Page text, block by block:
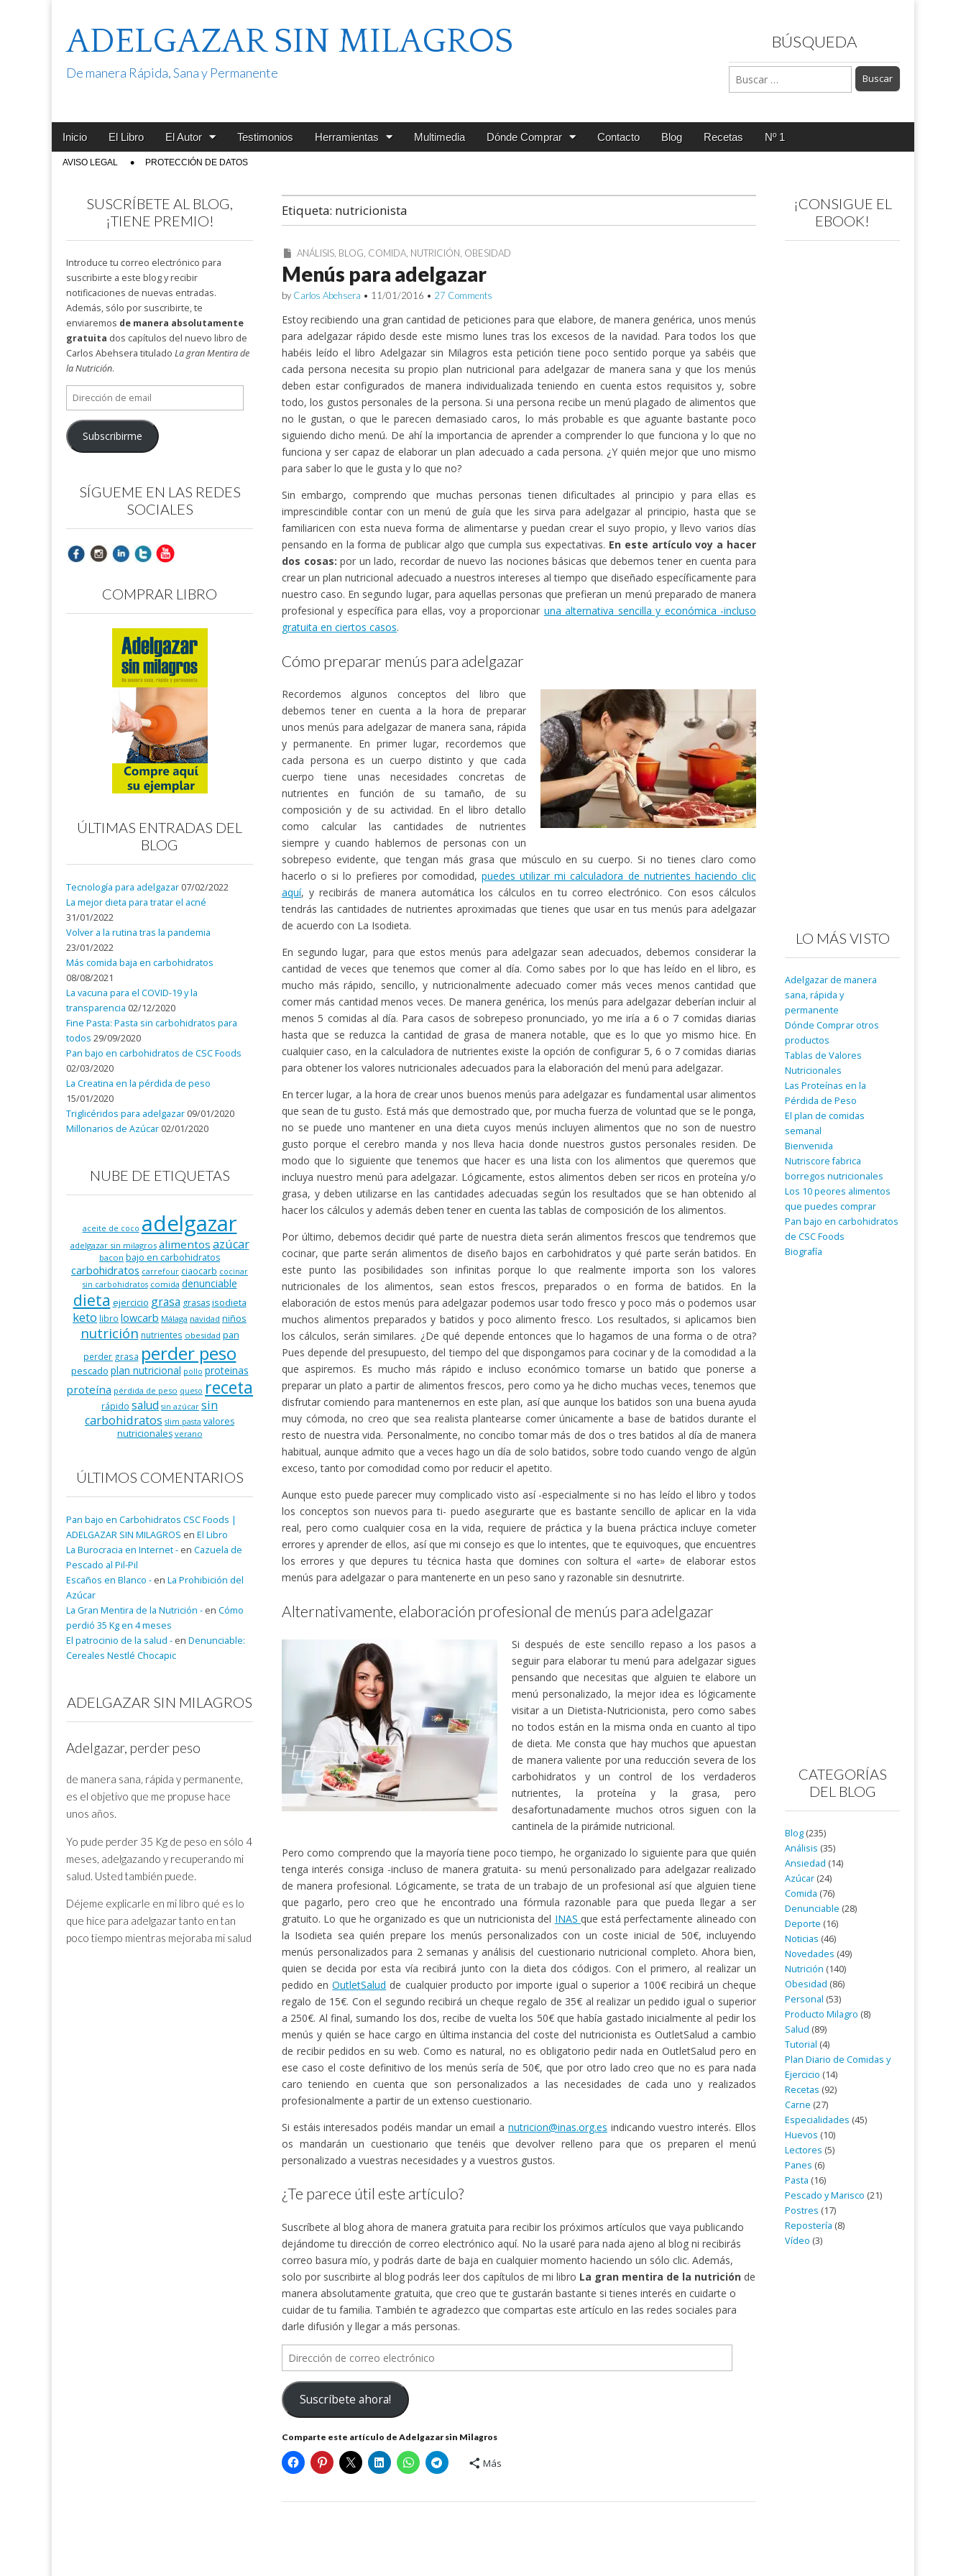
ADELGAZAR SIN MILAGROS
De manera Rápida, Sana y Permanente
BÚSQUEDA
Buscar:
Main
Skip
content
Inicio El Libro El Autor Testimonios Herramientas Multimedia Dónde Comprar Contacto Blog Recetas Nº 1
SubAVISO LEGAL PROTECCIÓN DE DATOS
Etiqueta: nutricionista
ANÁLISIS, BLOG, COMIDA, NUTRICIÓN, OBESIDAD
Menús para adelgazar
by Carlos Abehsera • 11/01/2016 • 27 Comments
Estoy recibiendo una gran cantidad de peticiones para que elabore, de manera genérica, unos menús
para adelgazar rápido desde este mismo lunes tras los excesos de la navidad. Para todos los que
habéis leído el libro Adelgazar sin Milagros esta petición tiene poco sentido porque ya sabéis que
cada persona necesita su propio plan nutricional para adelgazar de manera sana y que los menús
deben estar configurados de manera individualizada teniendo en cuenta estos requisitos y, sobre
todo, los gustos personales de la persona. Si una persona recibe un menú plagado de alimentos que
no le gustan, o que le parecen demasiado caros, lo más probable es que aguante bastante poco
siguiendo dicho menú. De ahí la importancia de aprender a comprender lo que funciona y lo que no
funciona y ser capaz de elaborar un plan adecuado a cada persona. ¿Y quién mejor que uno mismo
para saber lo que le gusta y lo que no?
Sin embargo, comprendo que muchas personas tienen dificultades al principio y para ellas es
imprescindible contar con un menú de guía que les sirva para adelgazar al principio, hasta que se
familiaricen con esta nueva forma de alimentarse y puedan crear el suyo propio, y llevo varios días
pensando en la forma de publicar algo que cumpla sus expectativas. En este artículo voy a hacer
dos cosas: por un lado, recordar de nuevo las nociones básicas que debemos tener en cuenta para
crear un plan nutricional adecuado a nuestros intereses al tiempo que diseñado específicamente para
nuestro caso. En segundo lugar, para aquellas personas que prefieran un menú preparado de manera
profesional y específica para ellas, voy a proporcionar una alternativa sencilla y económica -incluso
gratuita en ciertos casos.
Cómo preparar menús para adelgazar
Recordemos algunos conceptos del libro que
debemos tener en cuenta a la hora de preparar
unos menús para adelgazar de manera sana, rápida
y permanente. En primer lugar, recordemos que
cada persona es un cuerpo distinto y que cada
cuerpo tiene unas necesidades concretas de
nutrientes en función de su tamaño, de su
composición y de su actividad. En el libro detallo
como calcular las cantidades de nutrientes
siempre y cuando hablemos de personas con un
sobrepeso evidente, que tengan más grasa que músculo en su cuerpo. Si no tienes claro como
hacerlo o si lo prefieres por comodidad, puedes utilizar mi calculadora de nutrientes haciendo clic
aquí, y recibirás de manera automática los cálculos en tu correo electrónico. Con esos cálculos
tendrás las cantidades de nutrientes aproximadas que tienes que usar en tus menús para adelgazar
de acuerdo con La Isodieta.
En segundo lugar, para que estos menús para adelgazar sean adecuados, debemos considerar la
cantidad de veces que tenemos que comer al día. Como sabes por lo que has leído en el libro, es
mucho más rápido, sencillo, y nutricionalmente adecuado comer más veces menos cantidad que
comer más cantidad menos veces. De manera genérica, los menús para adelgazar deberían incluir al
menos 5 comidas al día. Para casos de sobrepeso pronunciado, yo me iría a 6 o 7 comidas diarias
hasta que se reduzca la cantidad de grasa de manera notable, que es lo que yo mismo hice. En
cualquier caso, en la calculadora de nutrientes existe la opción de configurar 5, 6 o 7 comidas diarias
para obtener los valores nutricionales adecuados para la elaboración del menú para adelgazar.
En tercer lugar, a la hora de crear unos buenos menús para adelgazar es fundamental usar alimentos
que sean de tu gusto. Está más que demostrado que, por mucha fuerza de voluntad que se le ponga,
no se puede uno mantener en una dieta cuyos menús incluyen alimentos que no son de nuestro
gusto porque el cerebro manda y nos lleva hacia donde nuestros gustos personales residen. De
modo que lo siguiente que tenemos que hacer es una lista con los alimentos que queremos que
incluya nuestro menú para adelgazar. Lógicamente, estos alimentos deben ser ricos en proteína y/o
grasa, y deben utilizarse en las cantidades adecuadas según los resultados que se han obtenido al
hacer los cálculos y además deben tener en cuenta las tablas de composición de los alimentos.
Por último, debemos decidir qué parte de nuestra dieta serán alimentos frescos que tendremos que
cocinar, que parte serán alimentos de diseño bajos en carbohidratos y qué parte serán batidos. En
este punto las posibilidades son infinitas porque lo que realmente importa son los valores
nutricionales de los alimentos, sean estos frescos, preparados o en forma de batidos. En la
elaboración de estos menús para adelgazar podemos usar todo fresco y poco más o podemos usar
muchos alimentos preparados y batidos y poco alimento fresco. Los resultados, si aplicamos bien
los cálculos, serán similares. ¿De qué depende entonces que lo hagamos de una forma o de otra?
Pues depende del presupuesto, del tiempo del que dispongamos para cocinar y de la comodidad a la
que aspiremos. Es mucho más rápido e incluso económico tomarse un batido que ponerse a
preparar un plato a partir de alimentos frescos, pero como ya he dicho muchas veces, tenemos que
disfrutar comiendo para mantenernos en este plan, así que aunque los batidos son una buena ayuda
muy cómoda, no creo que sea realista plantearse comer únicamente a base de batidos durante el
resto de nuestra vida. Personalmente, no concibo tomar más de dos o tres batidos al día de manera
habitual, aunque admito que a veces hago un día de solo batidos, sobre todo cuando vengo de algún
exceso, tanto por comodidad como por reducir el apetito.
Aunque esto puede parecer muy complicado visto así -especialmente si no has leído el libro y todos
los conceptos son nuevos para ti- puedo asegurarte que es bastante sencillo de aplicar en la vida
real, pero como cualquier cosa en la vida, requiere de práctica y la buena práctica incluye cometer
errores y aprender de ellos, así que mi consejo es que lo intentes, que te equivoques, que encuentres
los errores y que depures tu técnica hasta que domines con soltura el «arte» de elaborar estos
menús para adelgazar o para mantenerte en un peso sano y razonable sin desnutrirte.
Alternativamente, elaboración profesional de menús para adelgazar
Si después de este sencillo repaso a los pasos a
seguir para elaborar tu menú para adelgazar sigues
pensando que necesitas que alguien te elabore un
menú personalizado, la mejor idea es lógicamente
visitar a un Dietista-Nutricionista, pero como sabes
no todos están en la misma onda en cuanto al tipo
de dieta. Me consta que hay muchos que apuestan
de manera valiente por una reducción severa de los
carbohidratos y un control de los verdaderos
nutrientes, la proteína y la grasa, pero
desafortunadamente muchos otros siguen con la
cantinela de la pirámide nutricional.
Pero como comprendo que la mayoría tiene poco tiempo, he organizado lo siguiente para que quién
tenga interés consiga -incluso de manera gratuita- su menú personalizado para adelgazar realizado
de manera profesional. Lógicamente, se trata de un trabajo de un profesional así que alguien tiene
que pagarlo, pero creo que he encontrado una fórmula razonable para que pueda llegar a ser
gratuito. Lo que he organizado es que un nutricionista del INAS que está perfectamente alineado con
la Isodieta sea quién prepare los menús personalizados con un coste inicial de 50€, incluyendo
menús personalizados para 2 semanas y análisis del cuestionario nutricional completo. Ahora bien,
quien se decida por esta vía recibirá junto con la dieta dos códigos. Con el primero, al realizar un
pedido enOutletSalud de cualquier producto por importe igual o superior a 100€ recibirá un cheque
regalo de 15€. Con el segundo recibirá un cheque regalo de 35€ al realizar un pedido igual o superior
a 250€. Al final, sumando los dos, recibe de vuelta los 50€ que había gastado inicialmente al pedir los
menús y quién se hace cargo en última instancia del coste del nutricionista es OutletSalud a cambio
de recibir pedidos en su web. Como es natural, no es obligatorio pedir nada en OutletSalud pero en
ese caso el coste definitivo de los menús sería de 50€, que por otro lado creo que no es para nada
caro teniendo en cuenta que son personalizados a las necesidades de cada uno y realizados
profesionalmente a partir de un extenso cuestionario.
Si estáis interesados podéis mandar un email a nutricion@inas.org.es indicando vuestro interés. Ellos
os mandarán un cuestionario que tenéis que devolver relleno para que os preparen el menú
personalizado a vuestras necesidades y a vuestros gustos.
¿Te parece útil este artículo?
Suscríbete al blog ahora de manera gratuita para recibir los próximos artículos que vaya publicando
dejándome tu dirección de correo electrónico aquí. No la usaré para nada ajeno al blog ni recibirás
correo basura mío, y podrás darte de baja en cualquier momento haciendo un sólo clic. Además,
solo por suscribirte al blog podrás leer dos capítulos de mi libro La gran mentira de la nutrición de
manera absolutamente gratuita, que creo que te gustarán bastante si tienes interés en cuidarte o
cuidar de tu familia. También te agradezco que compartas este artículo en las redes sociales para
darle difusión y llegar a más personas.
Dirección
de
correo
electrónico
Suscríbete ahora!
Comparte este artículo de Adelgazar sin Milagros
Más
SUSCRÍBETE AL BLOG,
¡TIENE PREMIO!
Introduce tu correo electrónico para
suscribirte a este blog y recibir
notificaciones de nuevas entradas.
Además, sólo por suscribirte, te
enviaremos de manera absolutamente
gratuita dos capítulos del nuevo libro de
Carlos Abehsera titulado La gran Mentira de
la Nutrición.
Dirección
de
email
Subscribirme
SÍGUEME EN LAS REDES
SOCIALES
COMPRAR LIBRO
ÚLTIMAS ENTRADAS DEL
BLOG
Tecnología para adelgazar 07/02/2022
La mejor dieta para tratar el acné
31/01/2022
Volver a la rutina tras la pandemia
23/01/2022
Más comida baja en carbohidratos
08/08/2021
La vacuna para el COVID-19 y la
transparencia 02/12/2020
Fine Pasta: Pasta sin carbohidratos para
todos 29/09/2020
Pan bajo en carbohidratos de CSC Foods
02/03/2020
La Creatina en la pérdida de peso
15/01/2020
Triglicéridos para adelgazar 09/01/2020
Millonarios de Azúcar 02/01/2020
NUBE DE ETIQUETAS
aceite de coco adelgazar
adelgazar sin milagros alimentos azúcar
bacon bajo en carbohidratos
carbohidratos carrefour ciaocarb cocinar
sin carbohidratos comida denunciable
dieta ejercicio grasa grasas isodieta
keto libro lowcarb Málaga navidad niños
nutrición nutrientes obesidad pan
perder grasa perder peso
pescado plan nutricional pollo proteinas
proteína pérdida de peso queso receta
rápido salud sin azúcar sin
carbohidratos slim pasta valores
nutricionales verano
ÚLTIMOS COMENTARIOS
Pan bajo en Carbohidratos CSC Foods |
ADELGAZAR SIN MILAGROS en El Libro
La Burocracia en Internet - en Cazuela de
Pescado al Pil-Pil
Escaños en Blanco - en La Prohibición del
Azúcar
La Gran Mentira de la Nutrición - en Cómo
perdió 35 Kg en 4 meses
El patrocinio de la salud - en Denunciable:
Cereales Nestlé Chocapic
ADELGAZAR SIN MILAGROS
Adelgazar, perder peso
de manera sana, rápida y permanente,
es el objetivo que me propuse hace
unos años.
Yo pude perder 35 Kg de peso en sólo 4
meses, adelgazando y recuperando mi
salud. Usted también puede.
Déjeme explicarle en mi libro qué es lo
que hice para adelgazar tanto en tan
poco tiempo mientras mejoraba mi salud
¡CONSIGUE EL
EBOOK!
LO MÁS VISTO
Adelgazar de manera
sana, rápida y
permanente
Dónde Comprar otros
productos
Tablas de Valores
Nutricionales
Las Proteínas en la
Pérdida de Peso
El plan de comidas
semanal
Bienvenida
Nutriscore fabrica
borregos nutricionales
Los 10 peores alimentos
que puedes comprar
Pan bajo en carbohidratos
de CSC Foods
Biografía
CATEGORÍAS
DEL BLOG
Blog (235)
Análisis (35)
Ansiedad (14)
Azúcar (24)
Comida (76)
Denunciable (28)
Deporte (16)
Noticias (46)
Novedades (49)
Nutrición (140)
Obesidad (86)
Personal (53)
Producto Milagro (8)
Salud (89)
Tutorial (4)
Plan Diario de Comidas y
Ejercicio (14)
Recetas (92)
Carne (27)
Especialidades (45)
Huevos (10)
Lectores (5)
Panes (6)
Pasta (16)
Pescado y Marisco (21)
Postres (17)
Repostería (8)
Vídeo (3)